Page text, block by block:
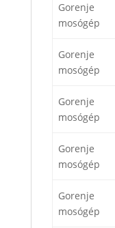
Gorenje
mosógép
Gorenje
mosógép
Gorenje
mosógép
Gorenje
mosógép
Gorenje
mosógép